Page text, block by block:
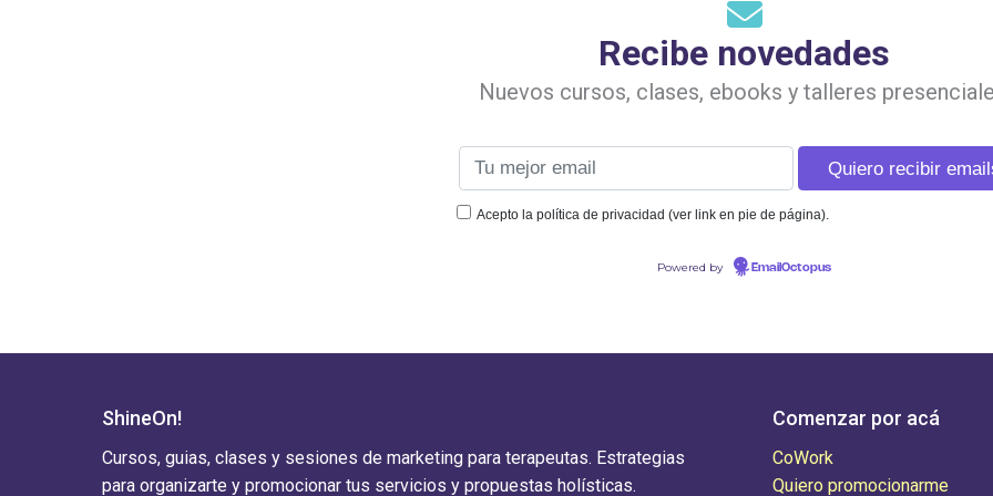
Recibe novedades
Nuevos cursos, clases, ebooks y talleres
Acepto la política de privacidad (ver link en pie de página).
Powered by EmailOctopus
ShineOn!
Cursos, guias, clases y sesiones de marketing para terapeutas. Estrategias
para organizarte y promocionar tus servicios y propuestas holísticas.
Comenzar por acá
CoWork
Quiero promocionarme